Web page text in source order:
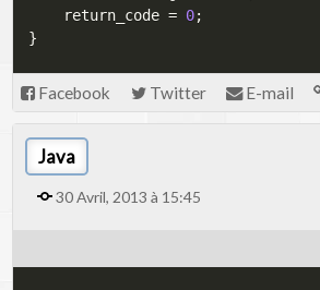
	return_code
= 0;
}
Facebook Twitter E-mail
Java
30 Avril, 2013 à 15:45